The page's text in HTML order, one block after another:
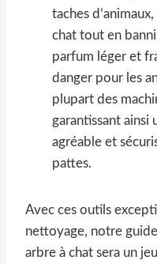
taches
chat tout en
parfum léger et
danger pour les
plupart des
garantissant
agréable et
pattes.
Avec ces outils
nettoyage, notre
arbre à chat sera un